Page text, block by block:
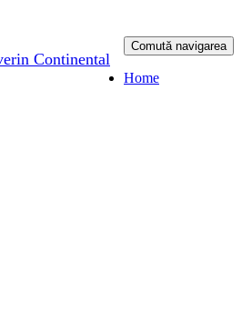
Comută navigarea
Sari
Home